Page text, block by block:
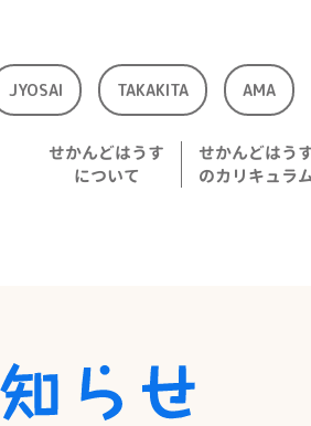
せかんどはうす
について
せかんどはう
のカリキュラ
JYOSAI TAKAKITA AMA